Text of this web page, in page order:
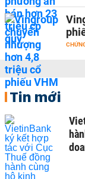
Tin mới